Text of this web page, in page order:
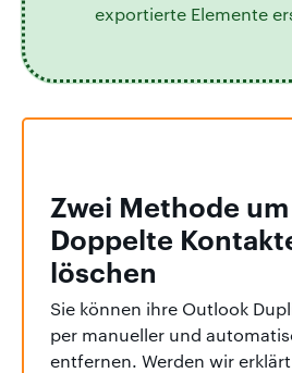
exportierte Elemente
Zwei Methode
Doppelte
löschen
Sie können ihre Outlook
per manueller und
entfernen. Werden wir